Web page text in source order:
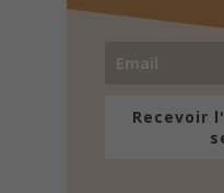
Recevoir